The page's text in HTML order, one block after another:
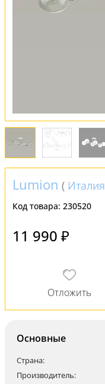
Установка
Lumion ( Италия
Код товара: 230520
11 990 ₽
Основные
Страна:
Производитель: